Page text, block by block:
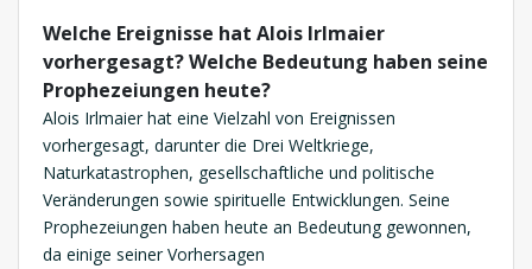
Welche Ereignisse hat Alois Irlmaier
vorhergesagt? Welche Bedeutung haben seine
Prophezeiungen heute?
Alois Irlmaier hat eine Vielzahl von Ereignissen
vorhergesagt, darunter die Drei Weltkriege,
Naturkatastrophen, gesellschaftliche und politische
Veränderungen sowie spirituelle Entwicklungen. Seine
Prophezeiungen haben heute an Bedeutung gewonnen,
da einige seiner Vorhersagen